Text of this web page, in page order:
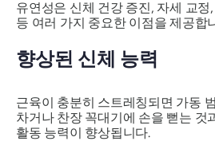
유연성은 신체 건강 증진, 자세 교정
등 여러 가지 중요한 이점을 제공합
향상된 신체 능력
근육이 충분히 스트레칭되면 가동
차거나 찬장 꼭대기에 손을 뻗는 것
활동 능력이 향상됩니다.